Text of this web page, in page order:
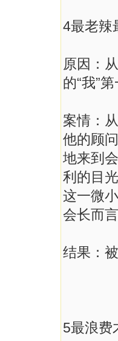
4最老
原因：
的“我”
案情：
他的顾
地来到
利的目
这一微
会长而
结果：
5最浪